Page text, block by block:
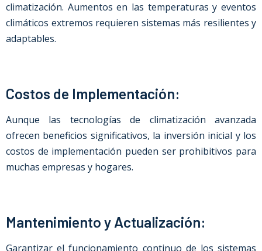
climatización. Aumentos en las temperaturas y eventos
climáticos extremos requieren sistemas más resilientes y
adaptables.
Costos de Implementación:
Aunque las tecnologías de climatización avanzada
ofrecen beneficios significativos, la inversión inicial y los
costos de implementación pueden ser prohibitivos para
muchas empresas y hogares.
Mantenimiento y Actualización:
Garantizar el funcionamiento continuo de los sistemas